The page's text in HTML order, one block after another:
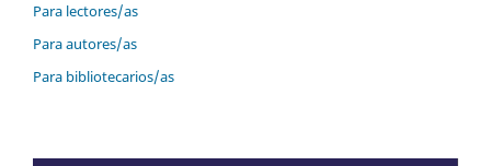
Para lectores/as
Para autores/as
Para bibliotecarios/as